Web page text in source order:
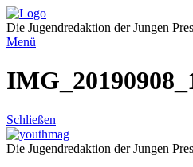
Direkt
zum
Inhalt
Die Jugendredaktion der Jungen
Menü
Schließen
Die Jugendredaktion der Jungen